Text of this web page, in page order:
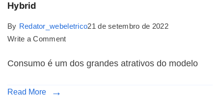
Hybrid
By Redator_webeletrico21 de setembro de 2022
Write a Comment
Consumo é um dos grandes atrativos do modelo
Read More